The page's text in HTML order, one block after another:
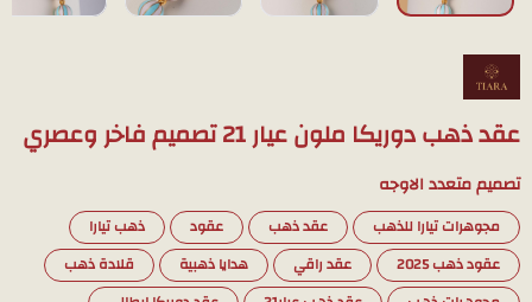
عقد ذهب دوريكا ملون عيار 21 تصميم فاخر وعصري
تصميم متعدد الاوجه
مجوهرات تيارا للذهب عقد ذهب عقود
ذهب تيارا
عقود ذهب 2025
عقد راقي هدايا ذهبية
قلادة ذهب